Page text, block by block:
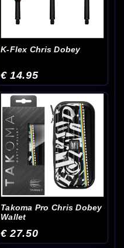
K-Flex Chris Dobey
€ 14.95
Takoma Pro Chris Dobey
Wallet
€ 27.50